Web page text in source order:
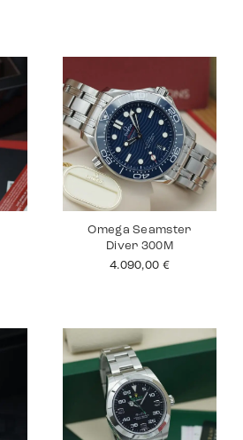
Omega Seamster
Diver 300M
4.090,00 €